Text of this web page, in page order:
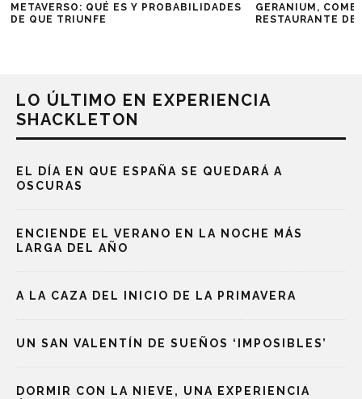
METAVERSO: QUÉ ES Y PROBABILIDADES
DE QUE TRIUNFE
GERANIUM,
RESTAURANTE
LO ÚLTIMO EN EXPERIENCIA
SHACKLETON
EL DÍA EN QUE ESPAÑA SE QUEDARÁ A
OSCURAS
ENCIENDE EL VERANO EN LA NOCHE MÁS
LARGA DEL AÑO
A LA CAZA DEL INICIO DE LA PRIMAVERA
UN SAN VALENTÍN DE SUEÑOS ‘IMPOSIBLES’
DORMIR CON LA NIEVE, UNA EXPERIENCIA